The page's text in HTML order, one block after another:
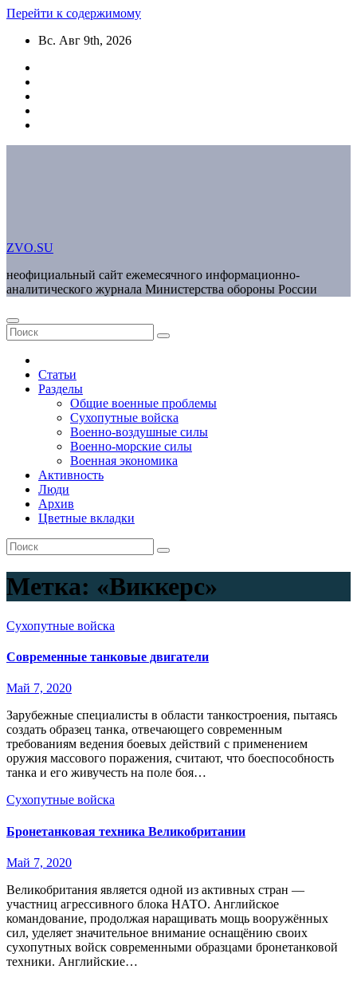
Перейти к содержимому
Вс. Авг 9th, 2026
ZVO.SU
неофициальный сайт ежемесячного информационно-
аналитического журнала Министерства обороны России
Статьи
Разделы
Общие военные проблемы
Сухопутные войска
Военно-воздушные силы
Военно-морские силы
Военная экономика
Активность
Люди
Архив
Цветные вкладки
Метка: «Виккерс»
Сухопутные войска
Современные танковые двигатели
Май 7, 2020
Зарубежные специалисты в области танкостроения, пытаясь
создать образец танка, отвечающего современным
требованиям ведения боевых действий с применением
оружия массового поражения, считают, что боеспособность
танка и его живучесть на поле боя…
Сухопутные войска
Бронетанковая техника Великобритании
Май 7, 2020
Великобритания является одной из активных стран —
участниц агрессивного блока НАТО. Английское
командование, продолжая наращивать мощь вооружённых
сил, уделяет значительное внимание оснащёнию своих
сухопутных войск современными образцами бронетанковой
техники. Английские…